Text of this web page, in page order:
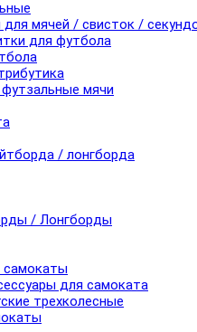
мячей / свисток /
для футбола
мячи
/ лонгборда
/ Лонгборды
самокаты
для самоката
трехколесные